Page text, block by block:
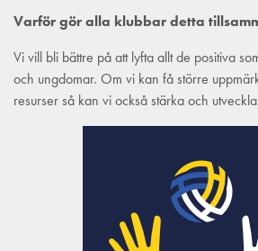
Varför gör alla klubbar detta
Vi vill bli bättre på att lyfta allt de positiva
och ungdomar. Om vi kan få större
resurser så kan vi också stärka och